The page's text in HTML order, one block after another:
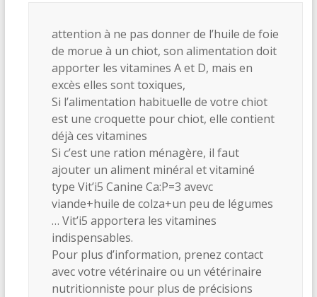
attention à ne pas donner de l’huile de foie
de morue à un chiot, son alimentation doit
apporter les vitamines A et D, mais en
excès elles sont toxiques,
Si l’alimentation habituelle de votre chiot
est une croquette pour chiot, elle contient
déjà ces vitamines
Si c’est une ration ménagère, il faut
ajouter un aliment minéral et vitaminé
type Vit’i5 Canine Ca:P=3 avevc
viande+huile de colza+un peu de légumes
… Vit’i5 apportera les vitamines
indispensables.
Pour plus d’information, prenez contact
avec votre vétérinaire ou un vétérinaire
nutritionniste pour plus de précisions